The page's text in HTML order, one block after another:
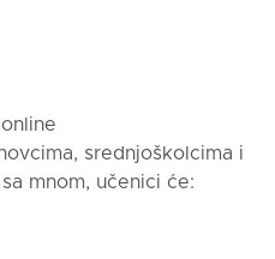
srednjoškolcima i
mnom, učenici će:
biologije, a ne samo